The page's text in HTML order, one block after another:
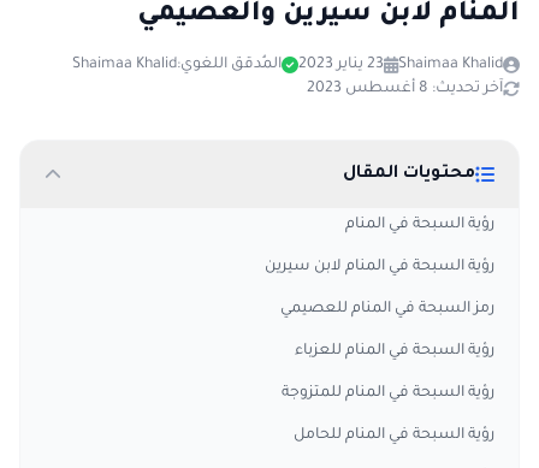
المنام لابن سيرين والعصيمي
Shaimaa Khalid 23 يناير 2023 المُدقق اللغوي:Shaimaa Khalid
آخر تحديث: 8 أغسطس 2023
محتويات المقال
رؤية السبحة في المنام
رؤية السبحة في المنام لابن سيرين
رمز السبحة في المنام للعصيمي
رؤية السبحة في المنام للعزباء
رؤية السبحة في المنام للمتزوجة
رؤية السبحة في المنام للحامل